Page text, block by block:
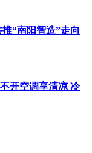
“南阳智造”走向
开空调享清凉 冷